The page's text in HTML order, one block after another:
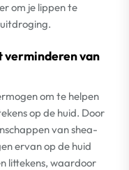
om je lippen te
verminderen van
om te helpen
op de huid. Door
van shea-
ervan op de huid
littekens, waardoor